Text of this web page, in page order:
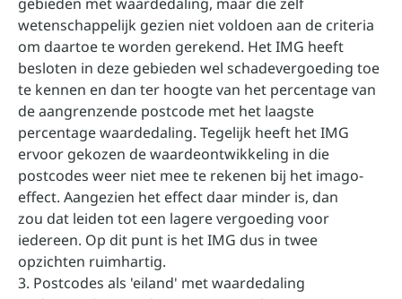
wetenschappelijk gezien niet voldoen aan de criteria
om daartoe te worden gerekend. Het IMG heeft
besloten in deze gebieden wel schadevergoeding toe
te kennen en dan ter hoogte van het percentage van
de aangrenzende postcode met het laagste
percentage waardedaling. Tegelijk heeft het IMG
ervoor gekozen de waardeontwikkeling in die
postcodes weer niet mee te rekenen bij het imago-
effect. Aangezien het effect daar minder is, dan
zou dat leiden tot een lagere vergoeding voor
iedereen. Op dit punt is het IMG dus in twee
opzichten ruimhartig.
3. Postcodes als 'eiland' met waardedaling